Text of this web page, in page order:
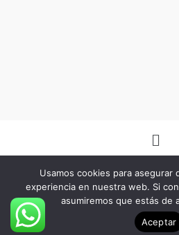
Menú
Copyright © 2026 -Herbo Lotus- |
Usamos cookies para asegurar
experiencia en nuestra web. Si
asumiremos que estás de
Aceptar